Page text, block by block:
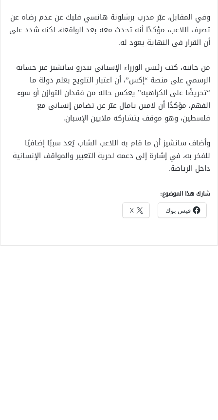
وفي المقابل، عبّر مدرب برشلونة هانسي فليك عن عدم رضاه عن
تصرف اللاعب، مؤكدًا أنه تحدث معه بعد الواقعة، لكنه شدد على
أن القرار في النهاية يعود له.
من جانبه، كتب رئيس الوزراء الإسباني بيدرو سانشيز عبر حسابه
الرسمي على منصة “إكس”، أن اعتبار التلويح بعلم دولة ما
“تحريضًا على الكراهية” يعكس حالة من فقدان التوازن أو سوء
الفهم، مؤكدًا أن لامين يامال عبّر عن تضامن إنساني مع
فلسطين، وهو موقف يتشاركه ملايين الإسبان.
وأضاف سانشيز أن ما قام به اللاعب الشاب يُعد سببًا إضافيًا
للفخر به، في إشارة إلى دعمه لحرية التعبير والمواقف الإنسانية
داخل الرياضة.
شارك هذا الموضوع:
فيس بوك X